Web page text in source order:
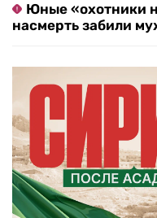
Юные «охотники
насмерть забили